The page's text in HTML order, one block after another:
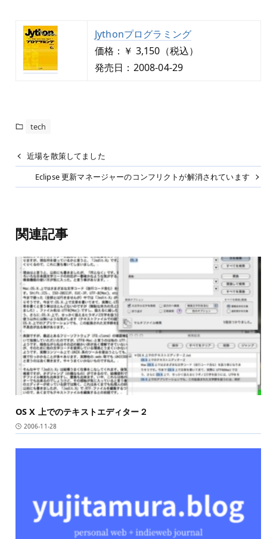
Jythonプログラミング
価格：￥ 3,150（税込）
発売日：2008-04-29
tech
近場を散策してました
Eclipse 更新マネージャーのコンフリクトが解消されています
関連記事
OS X 上でのテキストエディター２
2006-11-28